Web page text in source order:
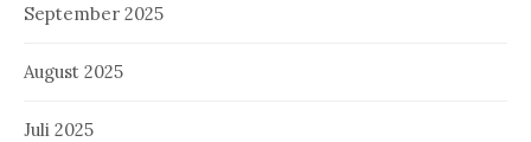
September 2025
August 2025
Juli 2025